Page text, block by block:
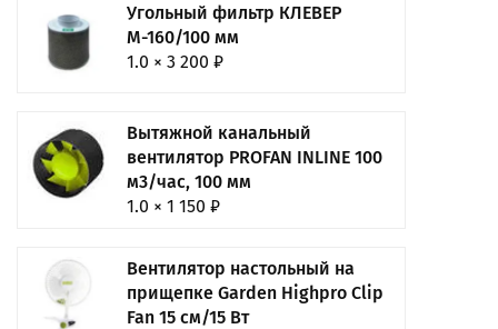
Угольный фильтр КЛЕВЕР
М-160/100 мм
1.0 × 3 200 ₽
Вытяжной канальный
вентилятор PROFAN INLINE 100
м3/час, 100 мм
1.0 × 1 150 ₽
Вентилятор настольный на
прищепке Garden Highpro Clip
Fan 15 см/15 Вт